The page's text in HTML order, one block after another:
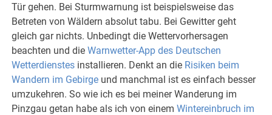
Tür gehen. Bei Sturmwarnung ist beispielsweise das
Betreten von Wäldern absolut tabu. Bei Gewitter geht
gleich gar nichts. Unbedingt die Wettervorhersagen
beachten und dieWarnwetter-App des Deutschen
Wetterdienstes installieren. Denkt an die Risiken beim
Wandern im Gebirge und manchmal ist es einfach besser
umzukehren. So wie ich es bei meiner Wanderung im
Pinzgau getan habe als ich von einemWintereinbruch im